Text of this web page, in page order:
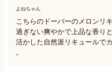
よねちゃん
こちらのドーバーのメロンリ
過ぎない爽やかで上品な香り
活かした自然派リキュールで
。